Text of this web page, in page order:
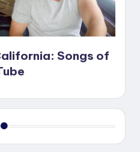
Songs of